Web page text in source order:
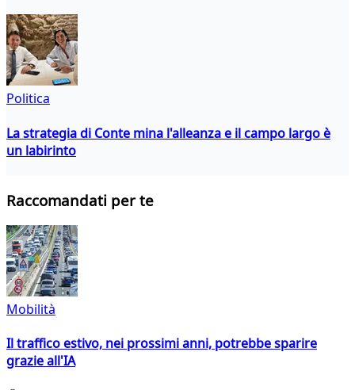
Politica
La strategia di Conte mina l'alleanza e il campo largo è
un labirinto
Raccomandati per te
Mobilità
Il traffico estivo, nei prossimi anni, potrebbe sparire
grazie all'IA